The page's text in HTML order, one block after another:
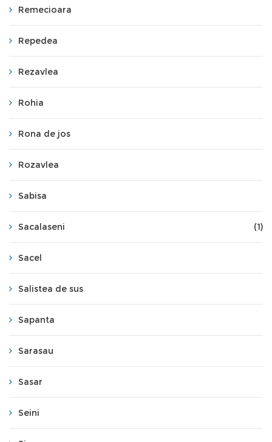
Remecioara
Repedea
Rezavlea
Rohia
Rona de jos
Rozavlea
Sabisa
Sacalaseni (1)
Sacel
Salistea de sus
Sapanta
Sarasau
Sasar
Seini